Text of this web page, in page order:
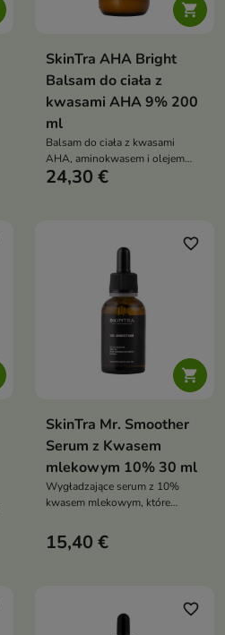

SkinTra AHA Bright
Balsam do ciała z
kwasami AHA 9% 200
ml
Balsam do ciała z kwasami
AHA, aminokwasem i olejem
babassu to intensywnie
skórę miękką oraz nawilżoną
24,30 €

favorite_border
SkinTra Mr. Smoother
Serum z Kwasem
mlekowym 10% 30 ml
Wygładzające serum z 10%
kwasem mlekowym, które
strukturę skóry już od
pierwszych zastosowań
15,40 €
favorite_border